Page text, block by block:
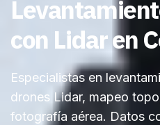
con Lidar en
Especialistas en
drones Lidar, mapeo
fotografía aérea. Datos